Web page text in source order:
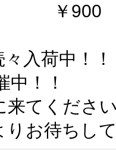
て ￥900
入荷中！！
！！
来てくださ
りお待ちし